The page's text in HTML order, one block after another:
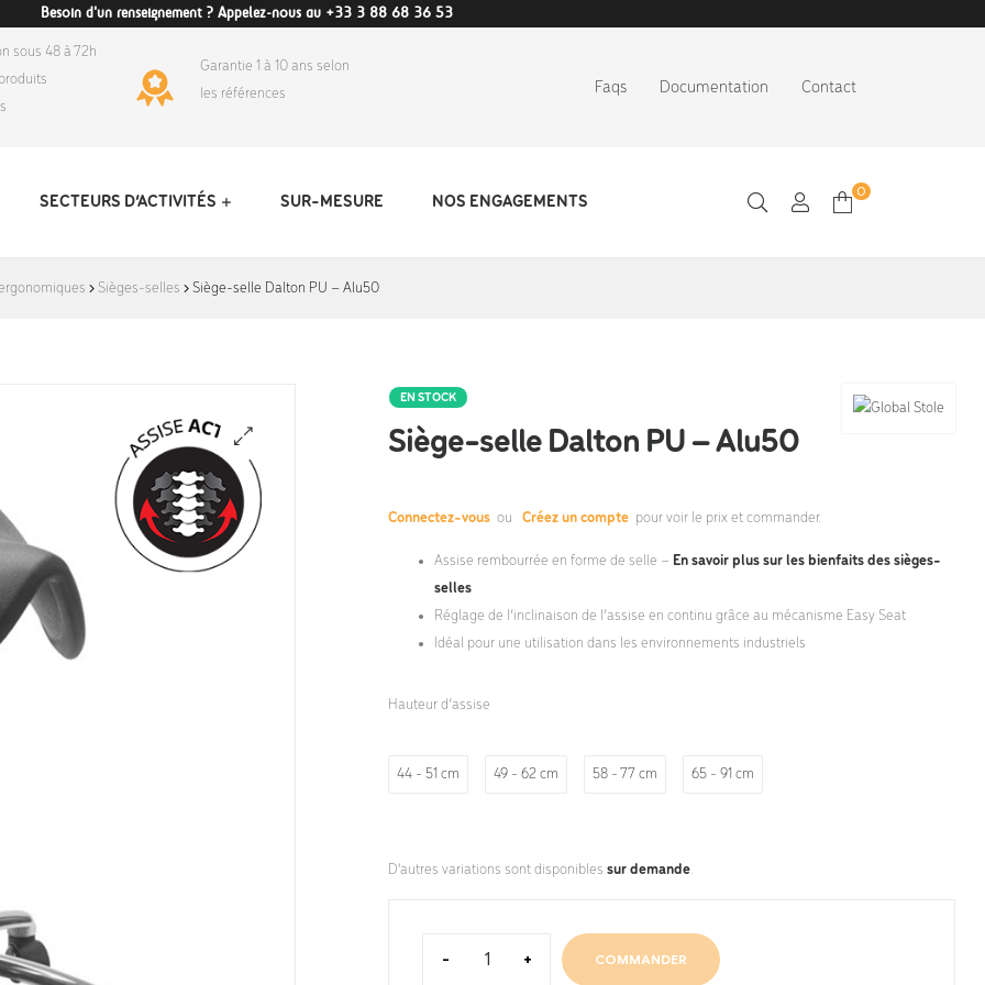
Besoin d'un renseignement ? Appelez-nous au +33 3 88 68 36 53
sous 48 à 72h
Garantie 1 à 10 ans selon
les références
Faqs Documentation Contact
SECTEURS D’ACTIVITÉS SUR-MESURE NOS ENGAGEMENTS
0
Sièges-selles Siège-selle Dalton PU – Alu50
EN STOCK
Siège-selle Dalton PU – Alu50
Connectez-vous ou Créez un compte pour voir le prix et commander.
Assise rembourrée en forme de selle – En savoir plus sur les bienfaits des sièges-
selles
Réglage de l’inclinaison de l’assise en continu grâce au mécanisme Easy Seat
Idéal pour une utilisation dans les environnements industriels
Hauteur d’assise
44 - 51 cm 49 - 62 cm 58 - 77 cm 65 - 91 cm
D'autres variations sont disponibles sur demande.
- + COMMANDER